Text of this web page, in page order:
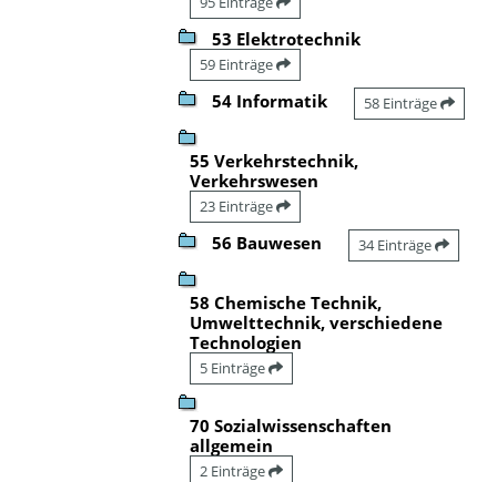
53 Elektrotechnik
59 Einträge
54 Informatik 58 Einträge
55 Verkehrstechnik,
Verkehrswesen
23 Einträge
56 Bauwesen 34 Einträge
58 Chemische Technik,
Umwelttechnik, verschiedene
Technologien
5 Einträge
70 Sozialwissenschaften
allgemein
2 Einträge